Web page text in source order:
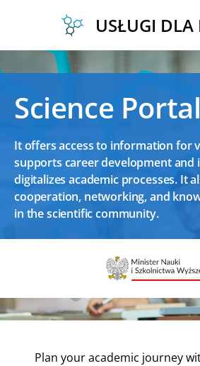
USŁUGI DLA
Science Portal
It offers access to information for
supports career development and
digitalizes academic processes. It
cooperation, networking, and
in the scientific community.
Plan your academic journey